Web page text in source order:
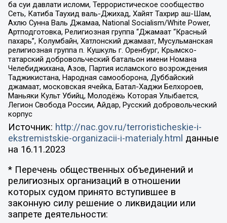
ба суи давлати исломи, Террористическое сообщество
Сеть, Катиба Таухид валь-Джихад, Хайят Тахрир аш-Шам,
Ахлю Сунна Валь Джамаа, National Socialism/White Power,
Артподготовка, Религиозная группа “Джамаат “Красный
пахарь”, Колумбайн, Хатлонский джамаат, Мусульманская
религиозная группа п. Кушкуль г. Оренбург, Крымско-
татарский добровольческий батальон имени Номана
Челебиджихана, Азов, Партия исламского возрождения
Таджикистана, Народная самооборона, Дуббайский
джамаат, московская ячейка, Батал-Хаджи Белхороев,
Маньяки Культ Убийц, Молодёжь Которая Улыбается,
Легион Свобода России, Айдар, Русский добровольческий
корпус
Источник: http://nac.gov.ru/terroristicheskie-i-
ekstremistskie-organizacii-i-materialy.html данные
на 16.11.2023
* Перечень общественных объединений и
религиозных организаций в отношении
которых судом принято вступившее в
законную силу решение о ликвидации или
запрете деятельности: